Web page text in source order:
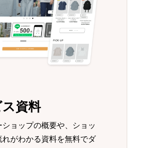
資料
ショップの概要や、ショッ
れがわかる資料を無料でダ